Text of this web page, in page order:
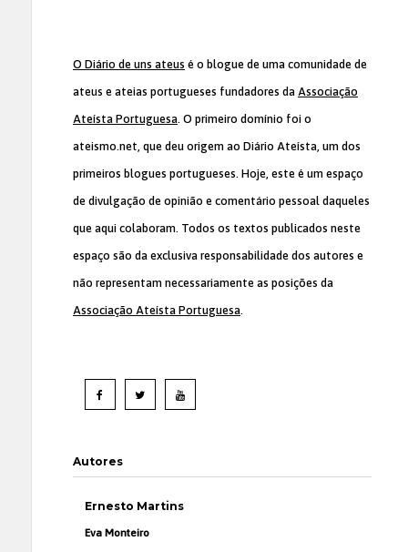
O Diário de uns ateus é o blogue de uma comunidade de
ateus e ateias portugueses fundadores da Associação
Ateísta Portuguesa. O primeiro domínio foi o
ateismo.net, que deu origem ao Diário Ateísta, um dos
primeiros blogues portugueses. Hoje, este é um espaço
de divulgação de opinião e comentário pessoal daqueles
que aqui colaboram. Todos os textos publicados neste
espaço são da exclusiva responsabilidade dos autores e
não representam necessariamente as posições da
Associação Ateísta Portuguesa.
Autores
Ernesto Martins
Eva Monteiro